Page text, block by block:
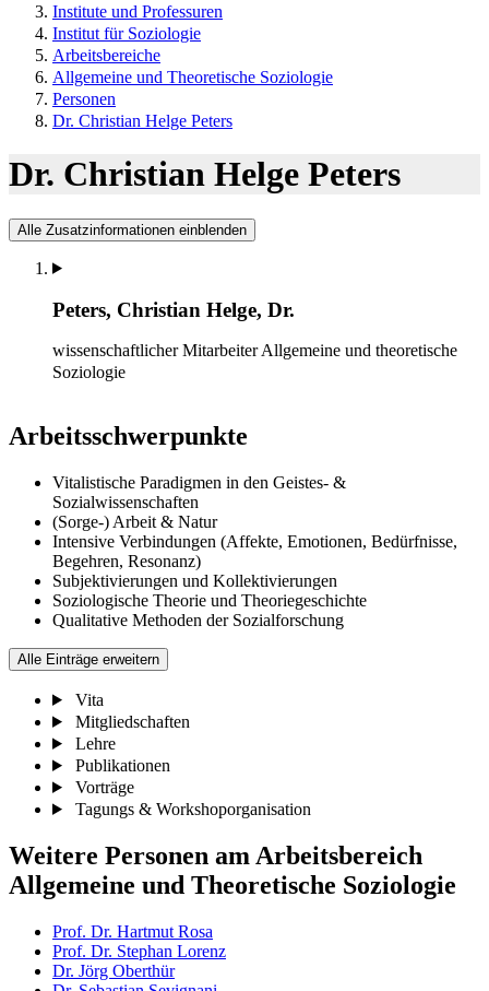
Institute und Professuren
Institut für Soziologie
Arbeitsbereiche
Allgemeine und Theoretische Soziologie
Personen
Dr. Christian Helge Peters
Dr. Christian Helge Peters
Alle Zusatzinformationen einblenden
Peters, Christian Helge, Dr.
wissenschaftlicher Mitarbeiter Allgemeine und theoretische
Soziologie
Arbeitsschwerpunkte
Vitalistische Paradigmen in den Geistes- &
Sozialwissenschaften
(Sorge-) Arbeit & Natur
Intensive Verbindungen (Affekte, Emotionen, Bedürfnisse,
Begehren, Resonanz)
Subjektivierungen und Kollektivierungen
Soziologische Theorie und Theoriegeschichte
Qualitative Methoden der Sozialforschung
Alle Einträge erweitern
Vita
Mitgliedschaften
Lehre
Publikationen
Vorträge
Tagungs & Workshoporganisation
Weitere Personen am Arbeitsbereich
Allgemeine und Theoretische Soziologie
Prof. Dr. Hartmut Rosa
Prof. Dr. Stephan Lorenz
Dr. Jörg Oberthür